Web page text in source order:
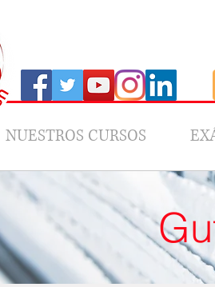
NUESTROS CURSOS